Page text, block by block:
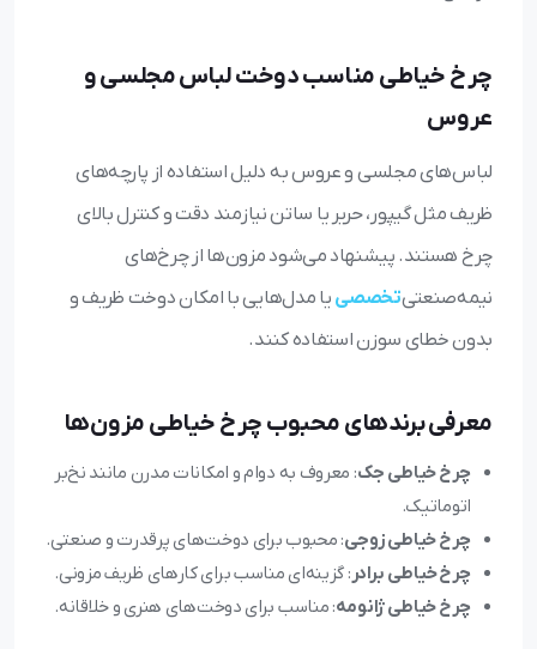
چرخ خیاطی مناسب دوخت لباس مجلسی و
عروس
لباس‌های مجلسی و عروس به دلیل استفاده از پارچه‌های
ظریف مثل گیپور، حریر یا ساتن نیازمند دقت و کنترل بالای
چرخ هستند. پیشنهاد می‌شود مزون‌ها از چرخ‌های
نیمه‌صنعتیتخصصی یا مدل‌هایی با امکان دوخت ظریف و
بدون خطای سوزن استفاده کنند.
معرفی برندهای محبوب چرخ خیاطی مزون‌ها
چرخ خیاطی جک: معروف به دوام و امکانات مدرن مانند نخ‌بر
اتوماتیک.
چرخ خیاطی زوجی: محبوب برای دوخت‌های پرقدرت و صنعتی.
چرخ خیاطی برادر: گزینه‌ای مناسب برای کارهای ظریف مزونی.
چرخ خیاطی ژانومه: مناسب برای دوخت‌های هنری و خلاقانه.